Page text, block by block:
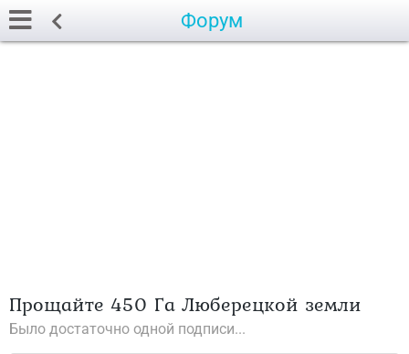
Форум
Прощайте 450 Га Люберецкой земли
Было достаточно одной подписи...